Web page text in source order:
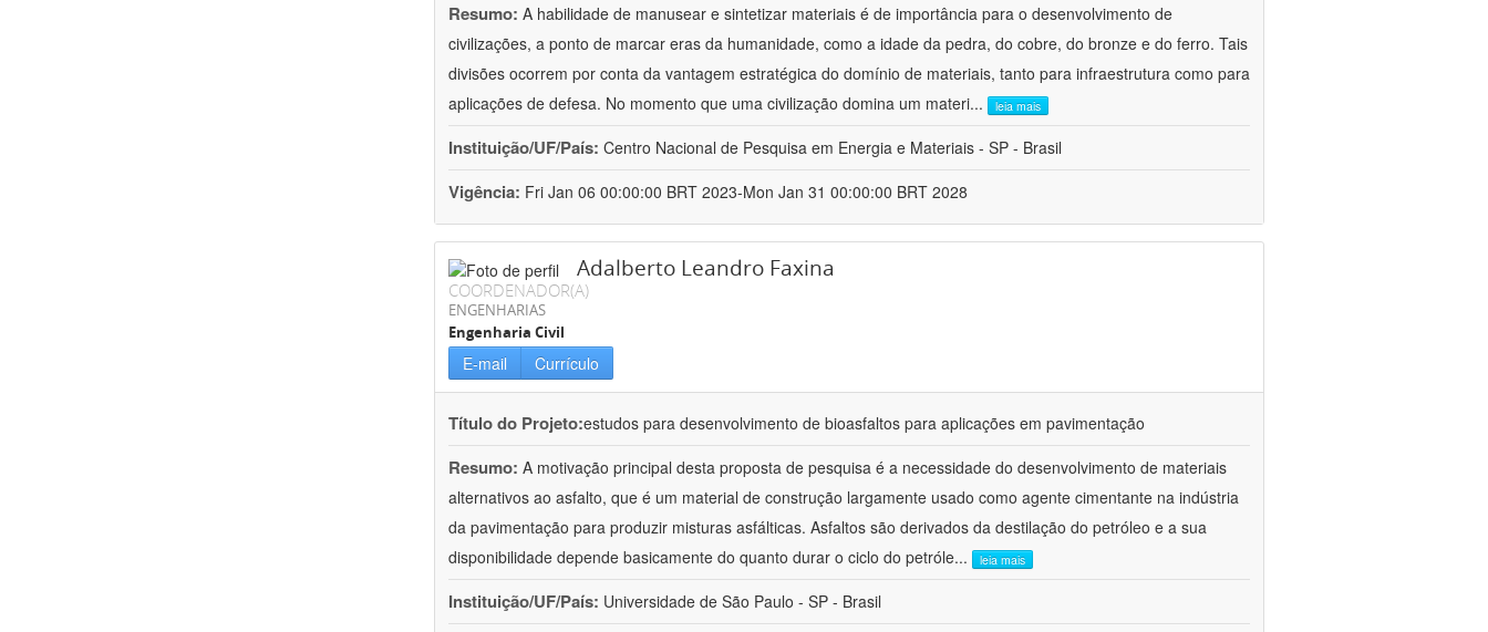
Resumo: A habilidade de manusear e sintetizar materiais é de importância para o desenvolvimento de
civilizações, a ponto de marcar eras da humanidade, como a idade da pedra, do cobre, do bronze e do ferro. Tais
divisões ocorrem por conta da vantagem estratégica do domínio de materiais, tanto para infraestrutura como para
aplicações de defesa. No momento que uma civilização domina um materi... leia mais
Instituição/UF/País: Centro Nacional de Pesquisa em Energia e Materiais - SP - Brasil
Vigência: Fri Jan 06 00:00:00 BRT 2023-Mon Jan 31 00:00:00 BRT 2028
Adalberto Leandro Faxina
COORDENADOR(A)
ENGENHARIAS
Engenharia Civil
E-mail Currículo
Título do Projeto:estudos para desenvolvimento de bioasfaltos para aplicações em pavimentação
Resumo: A motivação principal desta proposta de pesquisa é a necessidade do desenvolvimento de materiais
alternativos ao asfalto, que é um material de construção largamente usado como agente cimentante na indústria
da pavimentação para produzir misturas asfálticas. Asfaltos são derivados da destilação do petróleo e a sua
disponibilidade depende basicamente do quanto durar o ciclo do petróle... leia mais
Instituição/UF/País: Universidade de São Paulo - SP - Brasil